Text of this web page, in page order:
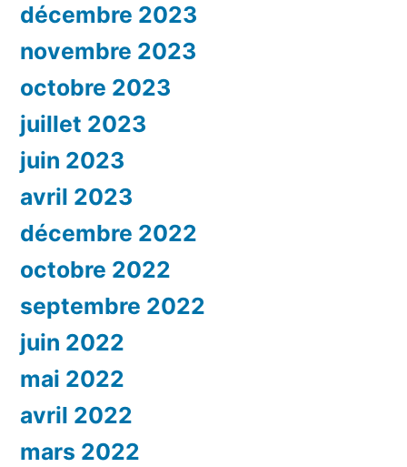
décembre 2023
novembre 2023
octobre 2023
juillet 2023
juin 2023
avril 2023
décembre 2022
octobre 2022
septembre 2022
juin 2022
mai 2022
avril 2022
mars 2022